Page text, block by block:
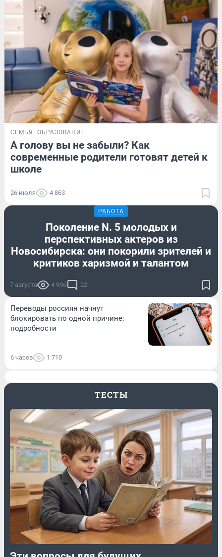
СЕМЬЯ ОБРАЗОВАНИЕ
А голову вы не забыли? Как
современные родители готовят детей к
школе
26 июля 4 863
РАБОТА
Поколение N. 5 молодых и
перспективных актеров из
Новосибирска: они покорили зрителей и
критиков харизмой и талантом
7 августа 4 996 22
Переводы россиян начнут
блокировать по одной причине:
подробности
6 часов 1 710
ТЕСТЫ